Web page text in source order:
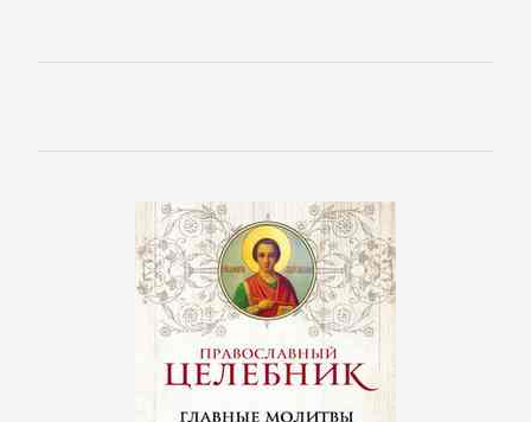
Остросюжетные
любовные
Современные
любовные